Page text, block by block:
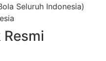
Seluruh Indonesia)